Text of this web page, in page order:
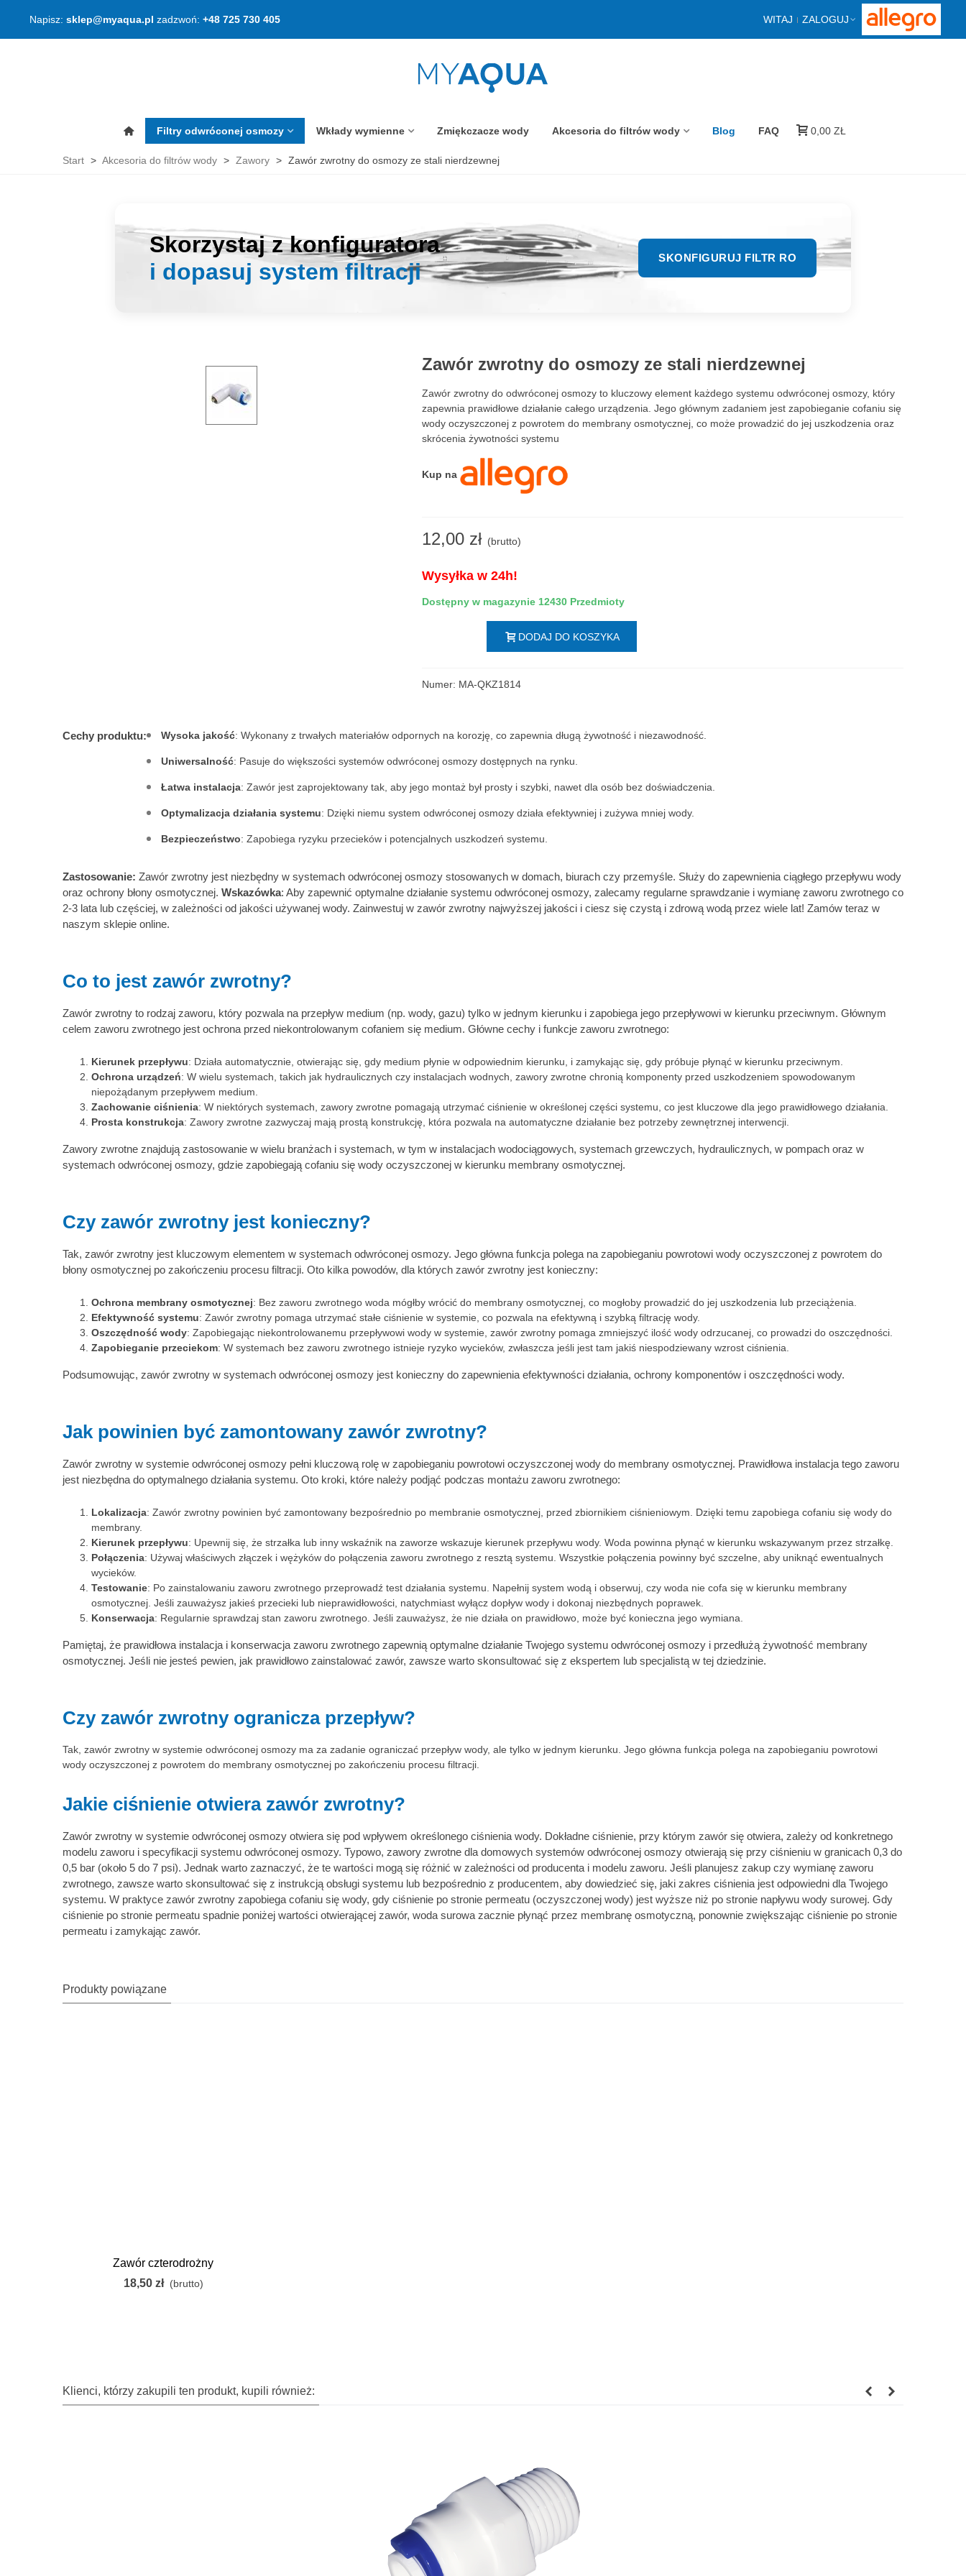
Napisz: sklep@myaqua.pl zadzwoń: +48 725 730 405 WITAJ ZALOGUJ
Filtry odwróconej osmozy Wkłady wymienne Zmiękczacze wody Akcesoria do filtrów wody Blog FAQ 0,00 ZŁ
Start > Akcesoria do filtrów wody > Zawory > Zawór zwrotny do osmozy ze stali nierdzewnej
Skorzystaj z konfiguratora
i dopasuj system filtracji
SKONFIGURUJ FILTR RO
Zawór zwrotny do osmozy ze stali nierdzewnej
Zawór zwrotny do odwróconej osmozy to kluczowy element każdego systemu odwróconej osmozy, który
zapewnia prawidłowe działanie całego urządzenia. Jego głównym zadaniem jest zapobieganie cofaniu się
wody oczyszczonej z powrotem do membrany osmotycznej, co może prowadzić do jej uszkodzenia oraz
skrócenia żywotności systemu
Kup na
12,00 zł (brutto)
Wysyłka w 24h!
Dostępny w magazynie 12430 Przedmioty
DODAJ DO KOSZYKA
Numer: MA-QKZ1814
Cechy produktu: Wysoka jakość: Wykonany z trwałych materiałów odpornych na korozję, co zapewnia długą żywotność i niezawodność.
Uniwersalność: Pasuje do większości systemów odwróconej osmozy dostępnych na rynku.
Łatwa instalacja: Zawór jest zaprojektowany tak, aby jego montaż był prosty i szybki, nawet dla osób bez doświadczenia.
Optymalizacja działania systemu: Dzięki niemu system odwróconej osmozy działa efektywniej i zużywa mniej wody.
Bezpieczeństwo: Zapobiega ryzyku przecieków i potencjalnych uszkodzeń systemu.
Zastosowanie: Zawór zwrotny jest niezbędny w systemach odwróconej osmozy stosowanych w domach, biurach czy przemyśle. Służy do zapewnienia ciągłego przepływu wody
oraz ochrony błony osmotycznej. Wskazówka: Aby zapewnić optymalne działanie systemu odwróconej osmozy, zalecamy regularne sprawdzanie i wymianę zaworu zwrotnego co
2-3 lata lub częściej, w zależności od jakości używanej wody. Zainwestuj w zawór zwrotny najwyższej jakości i ciesz się czystą i zdrową wodą przez wiele lat! Zamów teraz w
naszym sklepie online.
Co to jest zawór zwrotny?
Zawór zwrotny to rodzaj zaworu, który pozwala na przepływ medium (np. wody, gazu) tylko w jednym kierunku i zapobiega jego przepływowi w kierunku przeciwnym. Głównym
celem zaworu zwrotnego jest ochrona przed niekontrolowanym cofaniem się medium. Główne cechy i funkcje zaworu zwrotnego:
Kierunek przepływu: Działa automatycznie, otwierając się, gdy medium płynie w odpowiednim kierunku, i zamykając się, gdy próbuje płynąć w kierunku przeciwnym.
Ochrona urządzeń: W wielu systemach, takich jak hydraulicznych czy instalacjach wodnych, zawory zwrotne chronią komponenty przed uszkodzeniem spowodowanym
niepożądanym przepływem medium.
Zachowanie ciśnienia: W niektórych systemach, zawory zwrotne pomagają utrzymać ciśnienie w określonej części systemu, co jest kluczowe dla jego prawidłowego działania.
Prosta konstrukcja: Zawory zwrotne zazwyczaj mają prostą konstrukcję, która pozwala na automatyczne działanie bez potrzeby zewnętrznej interwencji.
Zawory zwrotne znajdują zastosowanie w wielu branżach i systemach, w tym w instalacjach wodociągowych, systemach grzewczych, hydraulicznych, w pompach oraz w
systemach odwróconej osmozy, gdzie zapobiegają cofaniu się wody oczyszczonej w kierunku membrany osmotycznej.
Czy zawór zwrotny jest konieczny?
Tak, zawór zwrotny jest kluczowym elementem w systemach odwróconej osmozy. Jego główna funkcja polega na zapobieganiu powrotowi wody oczyszczonej z powrotem do
błony osmotycznej po zakończeniu procesu filtracji. Oto kilka powodów, dla których zawór zwrotny jest konieczny:
Ochrona membrany osmotycznej: Bez zaworu zwrotnego woda mógłby wrócić do membrany osmotycznej, co mogłoby prowadzić do jej uszkodzenia lub przeciążenia.
Efektywność systemu: Zawór zwrotny pomaga utrzymać stałe ciśnienie w systemie, co pozwala na efektywną i szybką filtrację wody.
Oszczędność wody: Zapobiegając niekontrolowanemu przepływowi wody w systemie, zawór zwrotny pomaga zmniejszyć ilość wody odrzucanej, co prowadzi do oszczędności.
Zapobieganie przeciekom: W systemach bez zaworu zwrotnego istnieje ryzyko wycieków, zwłaszcza jeśli jest tam jakiś niespodziewany wzrost ciśnienia.
Podsumowując, zawór zwrotny w systemach odwróconej osmozy jest konieczny do zapewnienia efektywności działania, ochrony komponentów i oszczędności wody.
Jak powinien być zamontowany zawór zwrotny?
Zawór zwrotny w systemie odwróconej osmozy pełni kluczową rolę w zapobieganiu powrotowi oczyszczonej wody do membrany osmotycznej. Prawidłowa instalacja tego zaworu
jest niezbędna do optymalnego działania systemu. Oto kroki, które należy podjąć podczas montażu zaworu zwrotnego:
Lokalizacja: Zawór zwrotny powinien być zamontowany bezpośrednio po membranie osmotycznej, przed zbiornikiem ciśnieniowym. Dzięki temu zapobiega cofaniu się wody do
membrany.
Kierunek przepływu: Upewnij się, że strzałka lub inny wskaźnik na zaworze wskazuje kierunek przepływu wody. Woda powinna płynąć w kierunku wskazywanym przez strzałkę.
Połączenia: Używaj właściwych złączek i wężyków do połączenia zaworu zwrotnego z resztą systemu. Wszystkie połączenia powinny być szczelne, aby uniknąć ewentualnych
wycieków.
Testowanie: Po zainstalowaniu zaworu zwrotnego przeprowadź test działania systemu. Napełnij system wodą i obserwuj, czy woda nie cofa się w kierunku membrany
osmotycznej. Jeśli zauważysz jakieś przecieki lub nieprawidłowości, natychmiast wyłącz dopływ wody i dokonaj niezbędnych poprawek.
Konserwacja: Regularnie sprawdzaj stan zaworu zwrotnego. Jeśli zauważysz, że nie działa on prawidłowo, może być konieczna jego wymiana.
Pamiętaj, że prawidłowa instalacja i konserwacja zaworu zwrotnego zapewnią optymalne działanie Twojego systemu odwróconej osmozy i przedłużą żywotność membrany
osmotycznej. Jeśli nie jesteś pewien, jak prawidłowo zainstalować zawór, zawsze warto skonsultować się z ekspertem lub specjalistą w tej dziedzinie.
Czy zawór zwrotny ogranicza przepływ?
Tak, zawór zwrotny w systemie odwróconej osmozy ma za zadanie ograniczać przepływ wody, ale tylko w jednym kierunku. Jego główna funkcja polega na zapobieganiu powrotowi
wody oczyszczonej z powrotem do membrany osmotycznej po zakończeniu procesu filtracji.
Jakie ciśnienie otwiera zawór zwrotny?
Zawór zwrotny w systemie odwróconej osmozy otwiera się pod wpływem określonego ciśnienia wody. Dokładne ciśnienie, przy którym zawór się otwiera, zależy od konkretnego
modelu zaworu i specyfikacji systemu odwróconej osmozy. Typowo, zawory zwrotne dla domowych systemów odwróconej osmozy otwierają się przy ciśnieniu w granicach 0,3 do
0,5 bar (około 5 do 7 psi). Jednak warto zaznaczyć, że te wartości mogą się różnić w zależności od producenta i modelu zaworu. Jeśli planujesz zakup czy wymianę zaworu
zwrotnego, zawsze warto skonsultować się z instrukcją obsługi systemu lub bezpośrednio z producentem, aby dowiedzieć się, jaki zakres ciśnienia jest odpowiedni dla Twojego
systemu. W praktyce zawór zwrotny zapobiega cofaniu się wody, gdy ciśnienie po stronie permeatu (oczyszczonej wody) jest wyższe niż po stronie napływu wody surowej. Gdy
ciśnienie po stronie permeatu spadnie poniżej wartości otwierającej zawór, woda surowa zacznie płynąć przez membranę osmotyczną, ponownie zwiększając ciśnienie po stronie
permeatu i zamykając zawór.
Produkty powiązane
Zawór czterodrożny
18,50 zł (brutto)
Klienci, którzy zakupili ten produkt, kupili również: